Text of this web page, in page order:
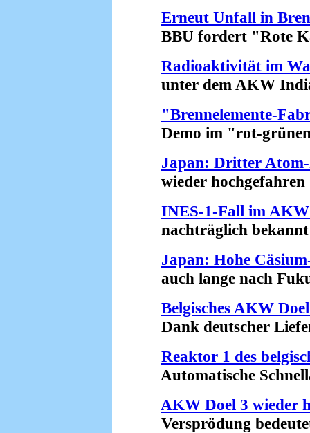
Erneut Unfall in
BBU fordert "Rote
Radioaktivität im
unter dem AKW
"Brennelemente-
Demo im "rot-
Japan: Dritter
wieder hochgefahren
INES-1-Fall im
nachträglich bekannt
Japan: Hohe
auch lange nach
Belgisches AKW
Dank deutscher
Reaktor 1 des
Automatische
AKW Doel 3 wieder
Versprödung bedeutet